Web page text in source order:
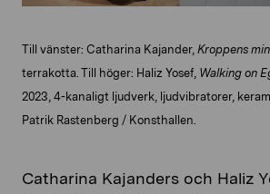
Till vänster: Catharina Kajander, Kroppens
terrakotta. Till höger: Haliz Yosef, Walking on
2023, 4-kanaligt ljudverk, ljudvibratorer,
Patrik Rastenberg / Konsthallen.
Catharina Kajanders och Haliz